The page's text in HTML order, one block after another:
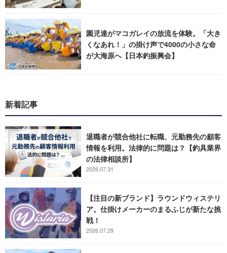
園児達がマコガレイの放流を体験。「大き
くなあれ！」の掛け声で4000の小さな命
が大海原へ【日本釣振興会】
新着記事
退職者が競合他社に転職、元勤務先の顧客
情報を利用。法律的に問題は？【釣具業界
の法律相談所】
2026.07.31
【注目の新ブランド】ラウンドウィステリ
ア。仕掛けメーカーのまるふじが新たな挑
戦！
2026.07.29